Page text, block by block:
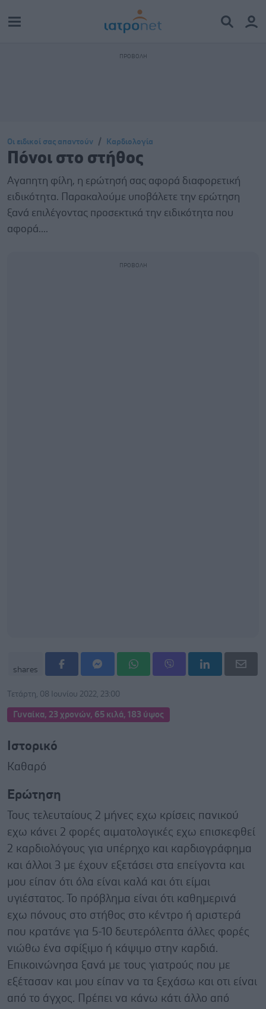
Οι ειδικοί σας απαντούν Καρδιολογία
Πόνοι στο στήθος
Αγαπητη φίλη, η ερώτησή σας αφορά διαφορετική
ειδικότητα. Παρακαλούμε υποβάλετε την ερώτηση
ξανά επιλέγοντας προσεκτικά την ειδικότητα που
αφορά....
shares
Τετάρτη, 08 Ιουνίου 2022, 23:00
Γυναίκα, 23 χρονών, 65 κιλά, 183 ύψος
Ιστορικό
Καθαρό
Ερώτηση
Τους τελευταίους 2 μήνες εχω κρίσεις πανικού
εχω κάνει 2 φορές αιματολογικές εχω επισκεφθεί
2 καρδιολόγους για υπέρηχο και καρδιογράφημα
και άλλοι 3 με έχουν εξετάσει στα επείγοντα και
μου είπαν ότι όλα είναι καλά και ότι είμαι
υγιέστατος. Το πρόβλημα είναι ότι καθημερινά
εχω πόνους στο στήθος στο κέντρο ή αριστερά
που κρατάνε για 5-10 δευτερόλεπτα άλλες φορές
νιώθω ένα σφίξιμο ή κάψιμο στην καρδιά.
Επικοινώνησα ξανά με τους γιατρούς που με
εξέτασαν και μου είπαν να τα ξεχάσω και οτι είναι
από το άγχος. Πρέπει να κάνω κάτι άλλο από